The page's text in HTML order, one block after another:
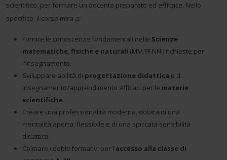
scientifico, per formare un docente preparato ed efficace. Nello
specifico, il corso mira a:
Fornire le conoscenze fondamentali nelle Scienze
matematiche, fisiche e naturali (MM.FF.NN.) richieste per
l'insegnamento.
Sviluppare abilità di progettazione didattica e di
insegnamento/apprendimento efficaci per le materie
scientifiche.
Creare una professionalità moderna, dotata di una
mentalità aperta, flessibile e di una spiccata sensibilità
didattica.
Colmare i debiti formativi per l'accesso alla classe di